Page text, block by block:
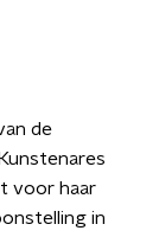
de
voor haar
in